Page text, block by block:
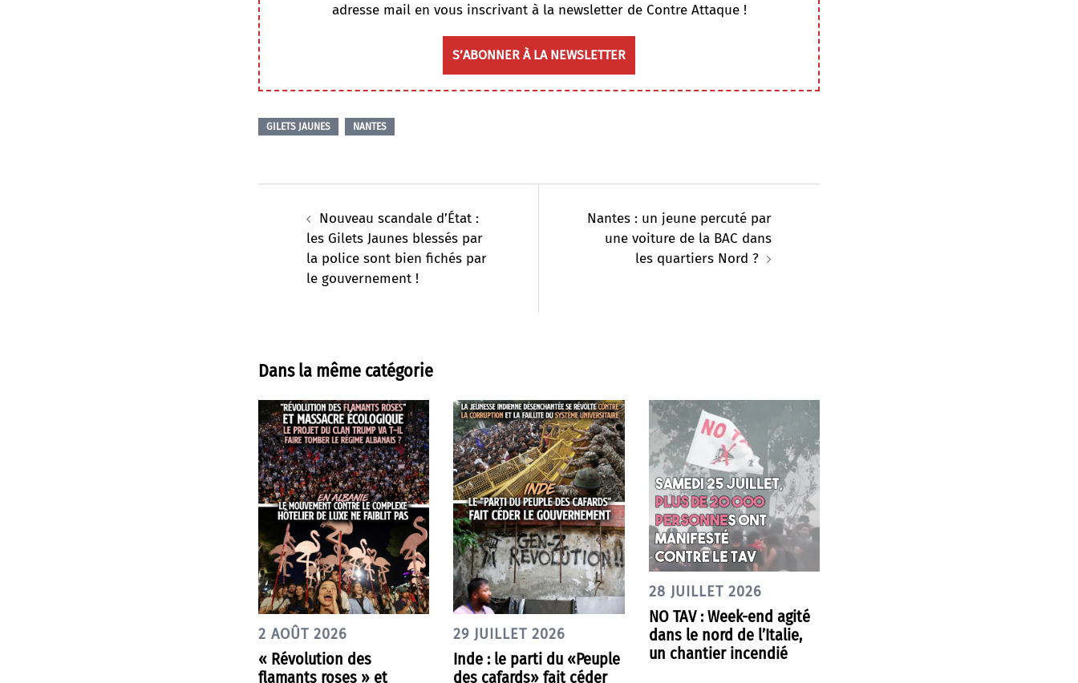
adresse mail en vous inscrivant à la newsletter de Contre Attaque !
S’ABONNER À LA NEWSLETTER
GILETS JAUNES NANTES
d’articleNouveau scandale d’État :
les Gilets Jaunes blessés par
la police sont bien fichés par
le gouvernement !
Nantes : un jeune percuté par
une voiture de la BAC dans
les quartiers Nord ?
Dans la même catégorie
2 AOÛT 2026
« Révolution des
flamants roses » et
29 JUILLET 2026
Inde : le parti du «Peuple
des cafards» fait céder
28 JUILLET 2026
NO TAV : Week-end agité
dans le nord de l’Italie,
un chantier incendié